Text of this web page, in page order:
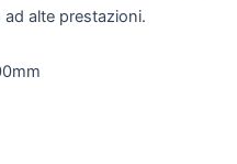
alte prestazioni.